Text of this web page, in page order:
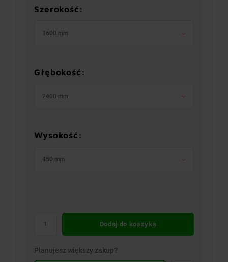
Szerokość:
1600 mm
Głębokość:
2400 mm
Wysokość:
450 mm
Dodaj do koszyka
Planujesz większy zakup?